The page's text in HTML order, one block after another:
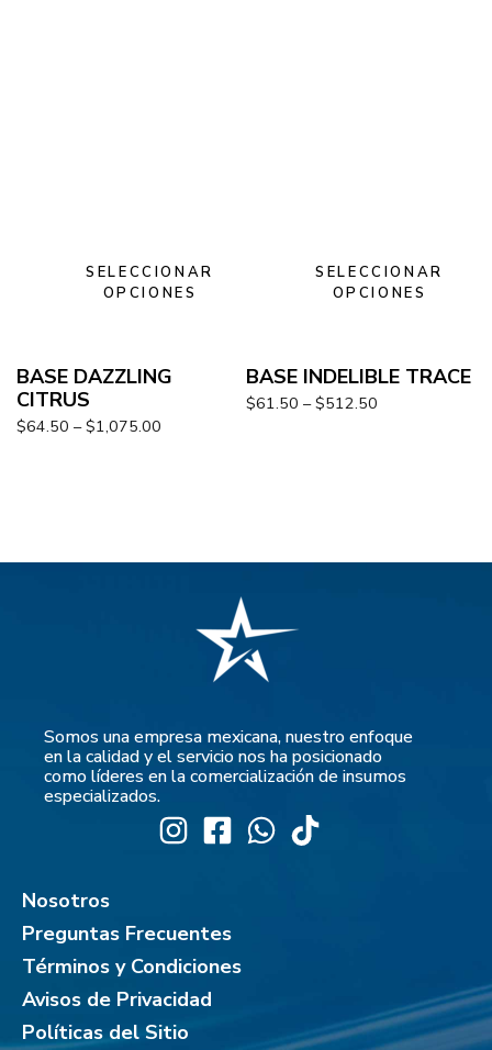
SELECCIONAR
OPCIONES
BASE DAZZLING
CITRUS
$64.50 – $1,075.00
SELECCIONAR
OPCIONES
BASE INDELIBLE TRACE
$61.50 – $512.50
Somos una empresa mexicana, nuestro enfoque
en la calidad y el servicio nos ha posicionado
como líderes en la comercialización de insumos
especializados.
Nosotros
Preguntas Frecuentes
Términos y Condiciones
Avisos de Privacidad
Políticas del Sitio